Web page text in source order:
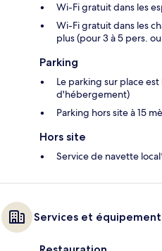
Wi-Fi gratuit dans les
Wi-Fi gratuit dans les
plus (pour 3 à 5 pers.
Parking
Le parking sur place
d'hébergement)
Parking hors site à 15
Hors site
Service de navette
Services et